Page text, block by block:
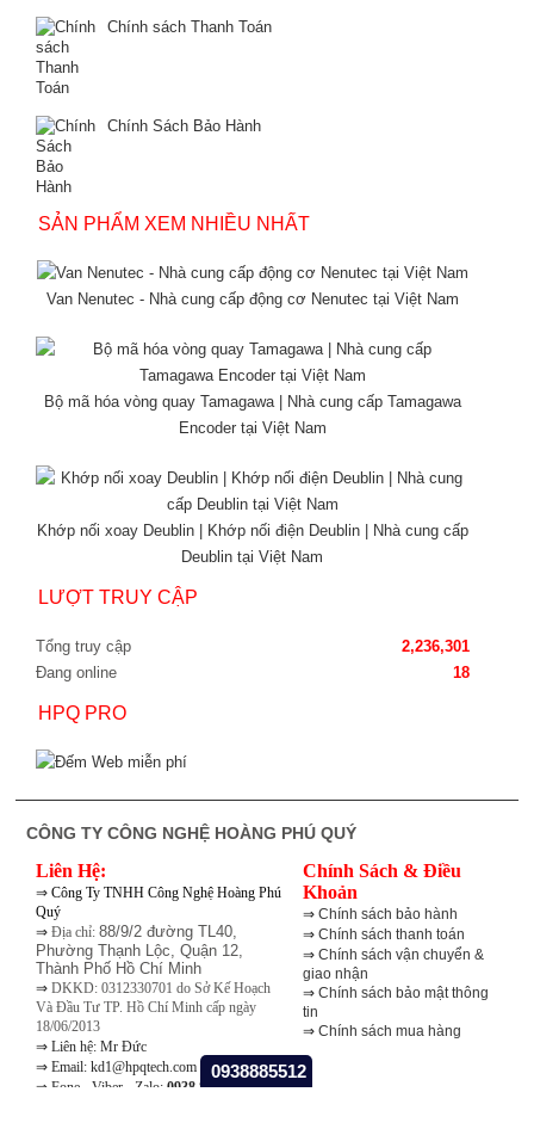
Chính sách Thanh Toán
Chính Sách Bảo Hành
SẢN PHẨM XEM NHIỀU NHẤT
Van Nenutec - Nhà cung cấp động cơ Nenutec tại Việt Nam
Bộ mã hóa vòng quay Tamagawa | Nhà cung cấp Tamagawa
Encoder tại Việt Nam
Khớp nối xoay Deublin | Khớp nối điện Deublin | Nhà cung cấp
Deublin tại Việt Nam
LƯỢT TRUY CẬP
Tổng truy cập
2,236,301
Đang online
18
HPQ PRO
CÔNG TY CÔNG NGHỆ HOÀNG PHÚ QUÝ
Liên Hệ:
⇒ Công Ty TNHH Công Nghệ Hoàng Phú
Quý
⇒ Địa chỉ:88/9/2 đường TL40,
Phường Thạnh Lộc, Quận 12,
Thành Phố Hồ Chí Minh
⇒ DKKD: 0312330701 do Sở Kế Hoạch
Và Đầu Tư TP. Hồ Chí Minh cấp ngày
18/06/2013
⇒ Liên hệ: Mr Đức
⇒ Email: kd1@hpqtech.com
⇒ Fone - Viber - Zalo:0938 885 512
Chính Sách & Điều
Khoản
⇒ Chính sách bảo hành
⇒ Chính sách thanh toán
⇒ Chính sách vận chuyển &
giao nhận
⇒ Chính sách bảo mật thông
tin
⇒ Chính sách mua hàng
0938885512